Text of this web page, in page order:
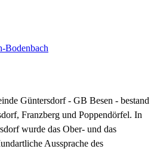
Bodenbach
Güntersdorf - GB Besen - bestand
Franzberg und Poppendörfel. In
wurde das Ober- und das
Aussprache des